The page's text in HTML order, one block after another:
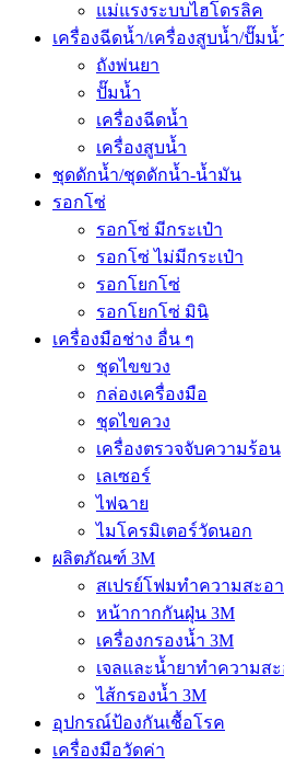
แม่แรงระบบไฮโดรลิค
เครื่องฉีดน้ำ/เครื่องสูบน้ำ/ปั๊มน้
ถังพ่นยา
ปั๊มน้ำ
เครื่องฉีดน้ำ
เครื่องสูบน้ำ
ชุดดักน้ำ/ชุดดักน้ำ-น้ำมัน
รอกโซ่
รอกโซ่ มีกระเป๋า
รอกโซ่ ไม่มีกระเป๋า
รอกโยกโซ่
รอกโยกโซ่ มินิ
เครื่องมือช่าง อื่น ๆ
ชุดไขขวง
กล่องเครื่องมือ
ชุดไขควง
เครื่องตรวจจับความร้อน
เลเซอร์
ไฟฉาย
ไมโครมิเตอร์วัดนอก
ผลิตภัณฑ์ 3M
สเปรย์โฟมทำความสะอ
หน้ากากกันฝุ่น 3M
เครื่องกรองน้ำ 3M
เจลและน้ำยาทำความส
ไส้กรองน้ำ 3M
อุปกรณ์ป้องกันเชื้อโรค
เครื่องมือวัดค่า